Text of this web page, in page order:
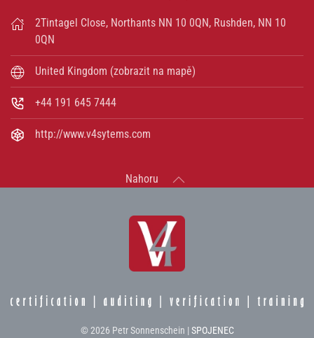
2Tintagel Close, Northants NN 10 0QN, Rushden, NN 10
0QN
United Kingdom (zobrazit na mapě)
+44 191 645 7444
http://www.v4sytems.com
Nahoru
©2026 Petr Sonnenschein | SPOJENEC